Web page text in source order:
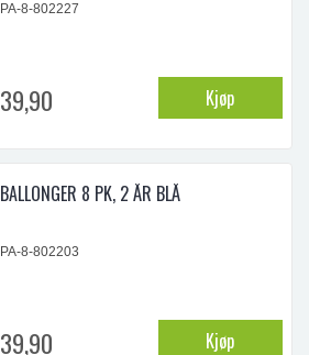
PA-8-802227
39,90 Kjøp
BALLONGER 8 PK, 2 ÅR BLÅ
PA-8-802203
39,90 Kjøp